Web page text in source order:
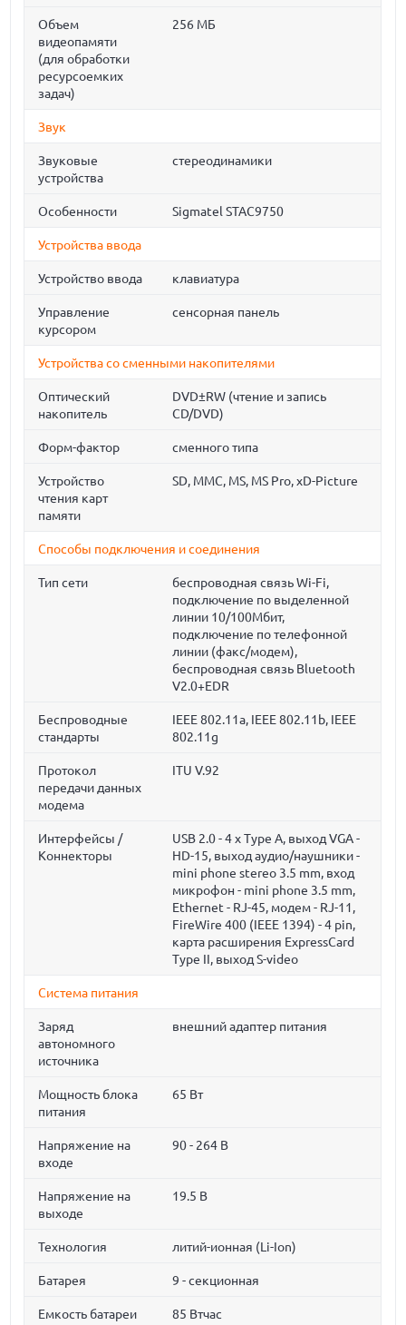
Объем
видеопамяти
(для обработки
ресурсоемких
задач)
256 МБ
Звук
Звуковые
устройства
стереодинамики
Особенности Sigmatel STAC9750
Устройства ввода
Устройство ввода клавиатура
Управление
курсором
сенсорная панель
Устройства со сменными накопителями
Оптический
накопитель
DVD±RW (чтение и запись
CD/DVD)
Форм-фактор сменного типа
Устройство
чтения карт
памяти
SD, MMC, MS, MS Pro, xD-Picture
Способы подключения и соединения
Тип сети
беспроводная связь Wi-Fi,
подключение по выделенной
линии 10/100Мбит,
подключение по телефонной
линии (факс/модем),
беспроводная связь Bluetooth
V2.0+EDR
Беспроводные
стандарты
IEEE 802.11a, IEEE 802.11b, IEEE
802.11g
Протокол
передачи данных
модема
ITU V.92
Интерфейсы /
Коннекторы
USB 2.0 - 4 x Type A, выход VGA -
HD-15, выход аудио/наушники -
mini phone stereo 3.5 mm, вход
микрофон - mini phone 3.5 mm,
Ethernet - RJ-45, модем - RJ-11,
FireWire 400 (IEEE 1394) - 4 pin,
карта расширения ExpressCard
Type II, выход S-video
Система питания
Заряд
автономного
источника
внешний адаптер питания
Мощность блока
питания
65 Вт
Напряжение на
входе
90 - 264 В
Напряжение на
выходе
19.5 В
Технология литий-ионная (Li-Ion)
Батарея 9 - секционная
Емкость батареи 85 Втчас